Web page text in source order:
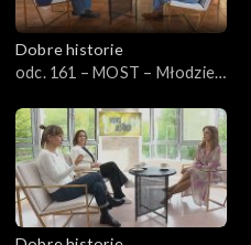
Dobre historie
odc. 161 – MOST – Młodzież